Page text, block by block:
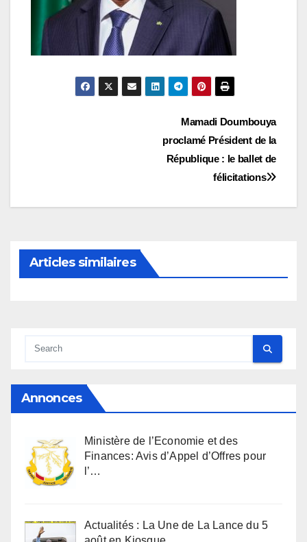
Mamadi Doumbouya
proclamé Président de la
République : le ballet de
félicitations
Articles similaires
Annonces
Ministère de l’Economie et des
Finances: Avis d’Appel d’Offres pour
l’…
Actualités : La Une de La Lance du 5